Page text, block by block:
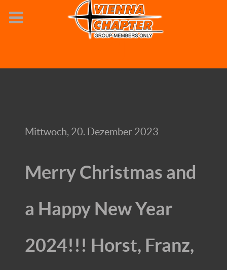
Mittwoch, 20. Dezember 2023
Merry Christmas and
a Happy New Year
2024!!! Horst, Franz,